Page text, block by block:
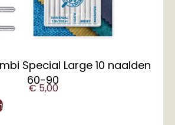
Special Large 10 naalden
60-90
€5,00